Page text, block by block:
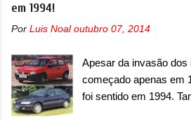
SUV, o A05 nasce
possui faróis com um
com um pequeno
laterais. Os faróis
unidades afetadas
dois problemas. O
atualização do
da bateria (AHCP e
em 1994!
Por Luis Noal outubro 07, 2014
Apesar da invasão dos
começado apenas em
foi sentido em 1994.